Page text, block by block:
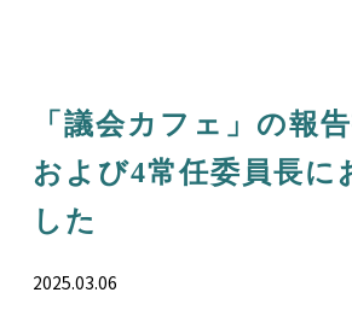
「議会カフェ」の報
および4常任委員長に
した
2025.03.06